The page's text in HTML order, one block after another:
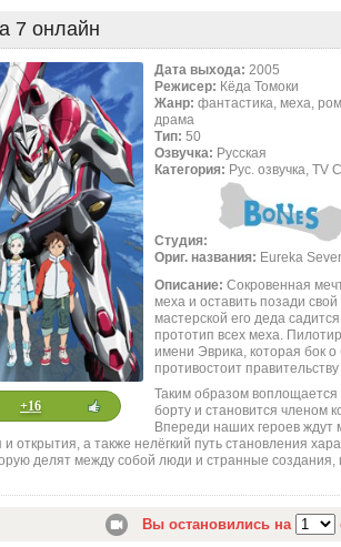
7 онлайн
+16
Дата выхода: 2005
Режисер: Кёда Томоки
Жанр: фантастика, меха,
драма
Тип: 50
Озвучка: Русская
Категория: Рус. озвучка, TV
Студия:
Ориг. названия: Eureka
Описание: Сокровенная
меха и оставить позади
мастерской его деда
прототип всех меха.
имени Эврика, которая бок
противостоит
Таким образом
борту и становится членом
Впереди наших героев ждут
открытия, а также нелёгкий путь становления
делят между собой люди и странные
Вы остановились на